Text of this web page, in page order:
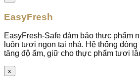
EasyFresh
EasyFresh-Safe đảm bảo thực phẩm
luôn tươi ngon tại nhà. Hệ thống
tăng độ ẩm, giữ cho thực phẩm tươi
x